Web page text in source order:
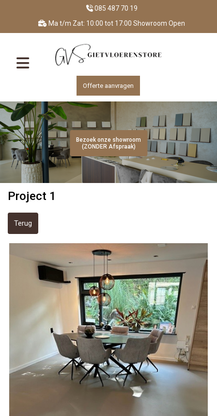
085 487 70 19
Ma t/m Zat: 10:00 tot 17:00 Showroom Open
Offerte aanvragen
Bezoek onze showroom
(ZONDER Afspraak)
Bezoek onze showroom
(ZONDER Afspraak)
Bezoek onze showroom
(ZONDER Afspraak)
Bezoek onze showroom
(ZONDER Afspraak)
Bezoek onze showroom
(ZONDER Afspraak)
Project 1
Terug